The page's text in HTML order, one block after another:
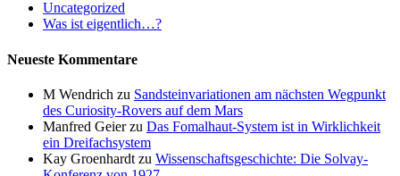
Uncategorized
Was ist eigentlich…?
Neueste Kommentare
M Wendrich zu Sandsteinvariationen am nächsten Wegpunkt
des Curiosity-Rovers auf dem Mars
Manfred Geierzu Das Fomalhaut-System ist in Wirklichkeit
ein Dreifachsystem
Kay Groenhardt zu Wissenschaftsgeschichte: Die Solvay-